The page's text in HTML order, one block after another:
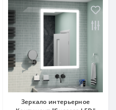
Зеркало интерьерное